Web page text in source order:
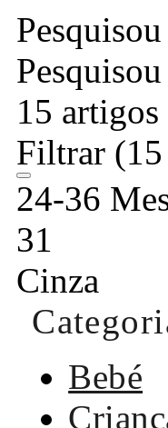
15 artigos
Filtrar
24-36
31
Cinza
Bebé